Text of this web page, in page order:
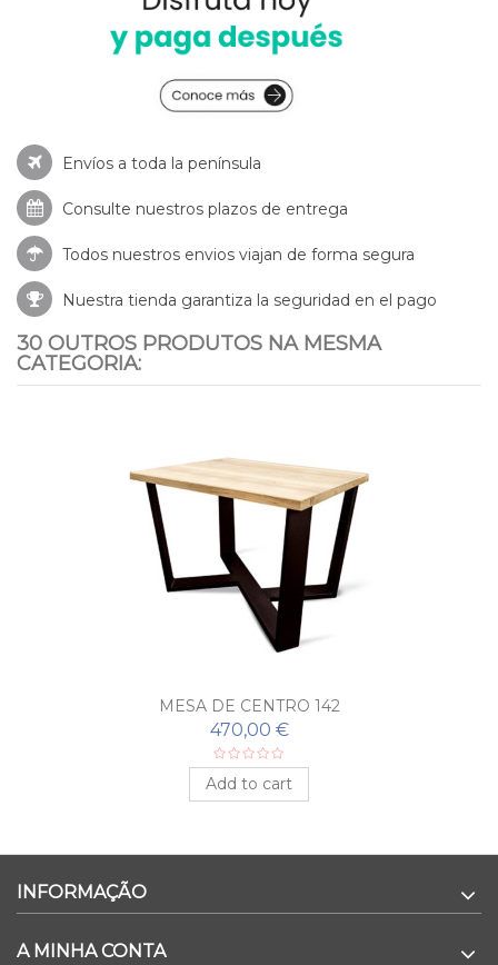
Envíos a toda la península
Consulte nuestros plazos de entrega
Todos nuestros envios viajan de forma segura
Nuestra tienda garantiza la seguridad en el pago
30 OUTROS PRODUTOS NA MESMA
CATEGORIA:
MESA DE CENTRO 142
470,00 €
Add to cart
INFORMAÇÃO
A MINHA CONTA